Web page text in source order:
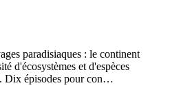
paradisiaques : le continent
d'écosystèmes et d'espèces
Dix épisodes pour con…